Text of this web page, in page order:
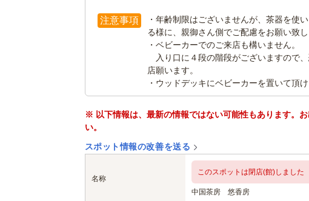
注意事項
・年齢制限はございませんが、茶器を使
る様に、親御さん側でご配慮をお願い致し
・ベビーカーでのご来店も構いません。
入り口に４段の階段がございますので
店願います。
・ウッドデッキにベビーカーを置いて頂け
※ 以下情報は、最新の情報ではない可能性もあります。
い。
スポット情報の改善を送る
名称
このスポットは閉店(館)しました
中国茶房 悠香房